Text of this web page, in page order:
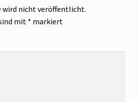
wird nicht veröffentlicht.
mit * markiert